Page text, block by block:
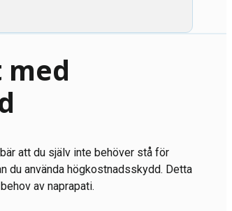
att du själv inte behöver stå för
du använda högkostnadsskydd. Detta
av naprapati.